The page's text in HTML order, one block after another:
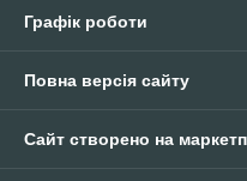
Графік роботи
Повна версія сайту
Сайт створено на